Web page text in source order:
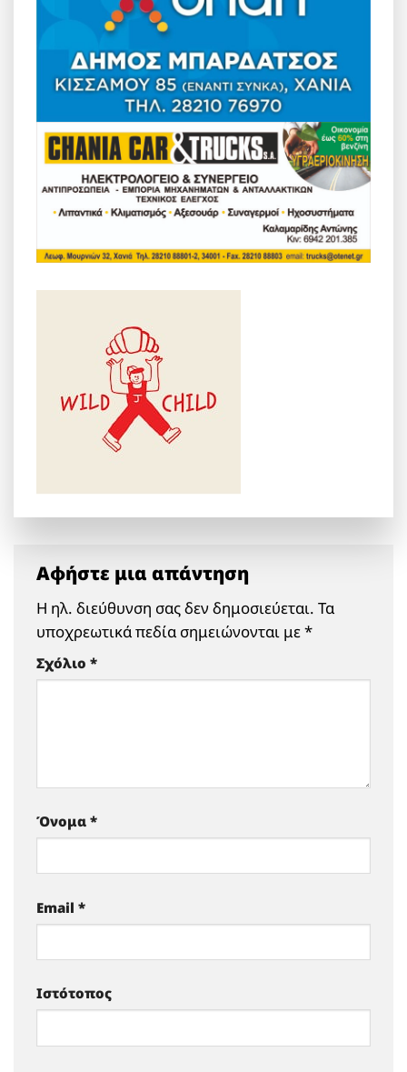
Αφήστε μια απάντηση
Η ηλ. διεύθυνση σας δεν δημοσιεύεται. Τα
υποχρεωτικά πεδία σημειώνονται με*
Σχόλιο *
Όνομα *
Email *
Ιστότοπος